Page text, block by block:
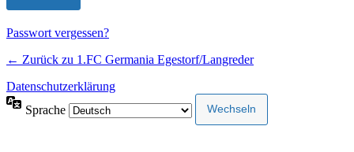
Passwort vergessen?
← Zurück zu 1.FC Germania Egestorf/Langreder
Datenschutzerklärung
Sprache